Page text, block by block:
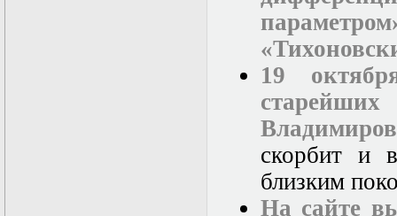
19
скорбит и
близким
На сайте